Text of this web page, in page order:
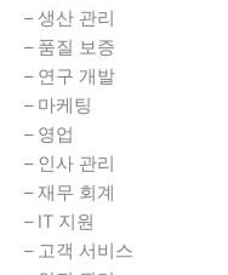
– 생산 관리
– 품질 보증
– 연구 개발
– 마케팅
– 영업
– 인사 관리
– 재무 회계
– IT 지원
– 고객 서비스